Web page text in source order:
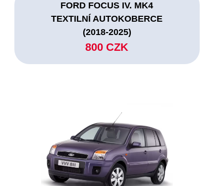
FORD FOCUS IV. MK4
TEXTILNÍ AUTOKOBERCE
(2018-2025)
800 CZK